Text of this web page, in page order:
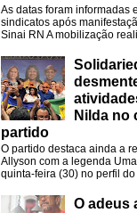
As datas foram informadas
sindicatos após
Sinai RN A mobilização
Nilda no
partido
O partido destaca ainda a
Allyson com a legenda
quinta-feira (30) no perfil
O adeus